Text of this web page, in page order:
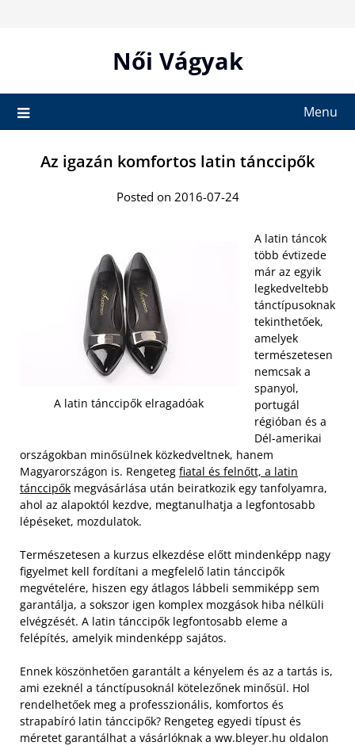
Női Vágyak
Menu
Az igazán komfortos latin tánccipők
Posted on 2016-07-24
A latin tánccipők elragadóak
A latin táncok
több évtizede
már az egyik
legkedveltebb
tánctípusoknak
tekinthetőek,
amelyek
természetesen
nemcsak a
spanyol,
portugál
régióban és a
Dél-amerikai
országokban minősülnek közkedveltnek, hanem
Magyarországon is. Rengeteg fiatal és felnőtt, a latin
tánccipők megvásárlása után beiratkozik egy tanfolyamra,
ahol az alapoktól kezdve, megtanulhatja a legfontosabb
lépéseket, mozdulatok.
Természetesen a kurzus elkezdése előtt mindenképp nagy
figyelmet kell fordítani a megfelelő latin tánccipők
megvételére, hiszen egy átlagos lábbeli semmiképp sem
garantálja, a sokszor igen komplex mozgások hiba nélküli
elvégzését. A latin tánccipők legfontosabb eleme a
felépítés, amelyik mindenképp sajátos.
Ennek köszönhetően garantált a kényelem és az a tartás is,
ami ezeknél a tánctípusoknál kötelezőnek minősül. Hol
rendelhetőek meg a professzionális, komfortos és
strapabíró latin tánccipők? Rengeteg egyedi típust és
méretet garantálhat a vásárlóknak a ww.bleyer.hu oldalon